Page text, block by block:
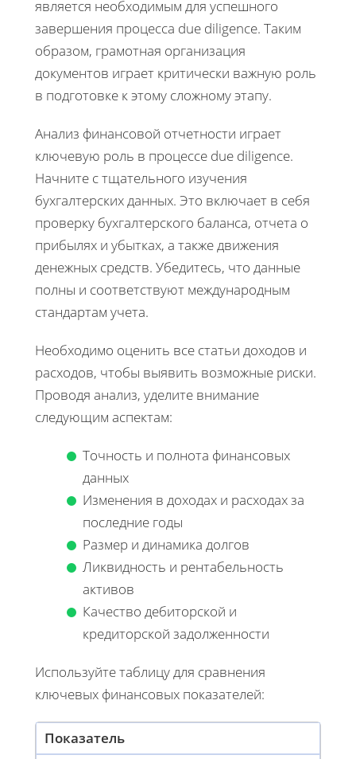
является необходимым для успешного
завершения процесса due diligence. Таким
образом, грамотная организация
документов играет критически важную роль
в подготовке к этому сложному этапу.
Анализ финансовой отчетности играет
ключевую роль в процессе due diligence.
Начните с тщательного изучения
бухгалтерских данных. Это включает в себя
проверку бухгалтерского баланса, отчета о
прибылях и убытках, а также движения
денежных средств. Убедитесь, что данные
полны и соответствуют международным
стандартам учета.
Необходимо оценить все статьи доходов и
расходов, чтобы выявить возможные риски.
Проводя анализ, уделите внимание
следующим аспектам:
Точность и полнота финансовых
данных
Изменения в доходах и расходах за
последние годы
Размер и динамика долгов
Ликвидность и рентабельность
активов
Качество дебиторской и
кредиторской задолженности
Используйте таблицу для сравнения
ключевых финансовых показателей:
Показатель